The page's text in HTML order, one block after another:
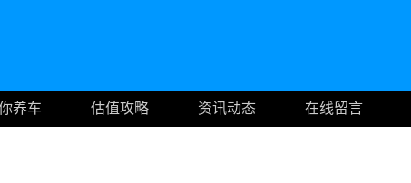
养车 估值攻略 资讯动态 在线留言